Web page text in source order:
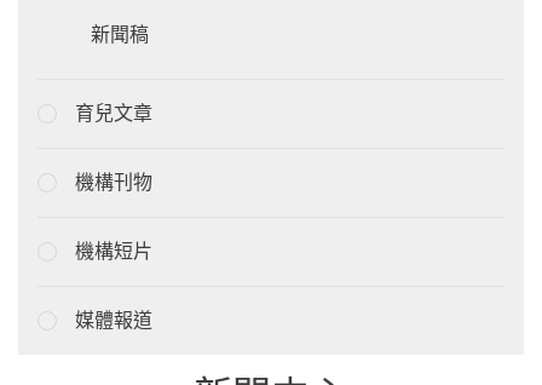
新聞稿
育兒文章
機構刊物
機構短片
媒體報道